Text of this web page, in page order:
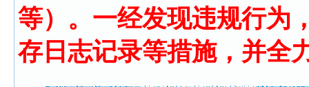
等）。一经发现违规行为
存日志记录等措施，并全